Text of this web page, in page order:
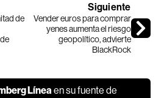
de
Siguiente
Vender euros para comprar
yenes aumenta el riesgo
geopolítico, advierte
BlackRock
Línea en su fuente de